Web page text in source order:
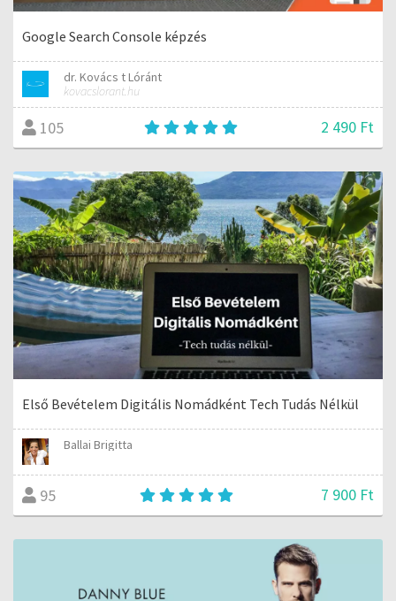
Google Search Console képzés
dr. Kovács t Lóránt
kovacslorant.hu
105 2 490 Ft
Első Bevételem Digitális Nomádként Tech Tudás Nélkül
Ballai Brigitta
95 7 900 Ft